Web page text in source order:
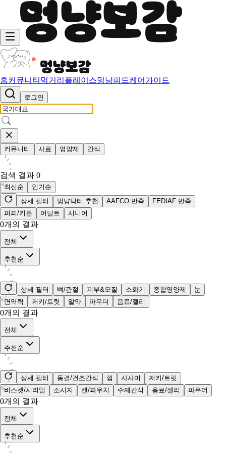
홈커뮤니티 먹거리 플레이스멍냥피드케어가이드
로그인
커뮤니티 사료 영양제 간식
검색 결과 0
최신순
인기순
상세 필터
멍냥닥터 추천 AAFCO 만족
FEDIAF 만족
퍼피/키튼
어덜트 시니어
0개의 결과
전체
추천순
상세 필터 뼈/관절 피부&모질 소화기 종합영양제
눈
면역력
저키/트릿 알약 파우더 음료/젤리
0개의 결과
전체
추천순
상세 필터 동결/건조간식 껌 사사미
저키/트릿
비스켓/시리얼
소시지 캔/파우치 수제간식 음료/젤리 파우더
0개의 결과
전체
추천순